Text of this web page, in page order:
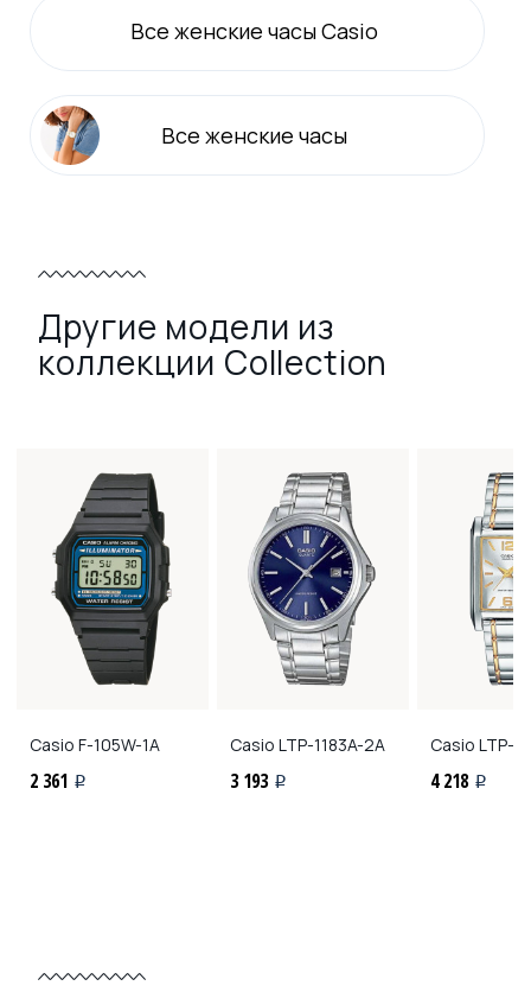
Все женские часы Casio
Все женские часы
Другие модели из
коллекции Collection
Casio F-105W-1A
2 361 i
Casio LTP-1183A-2A
3 193 i
Casio LTP-
4 218 i